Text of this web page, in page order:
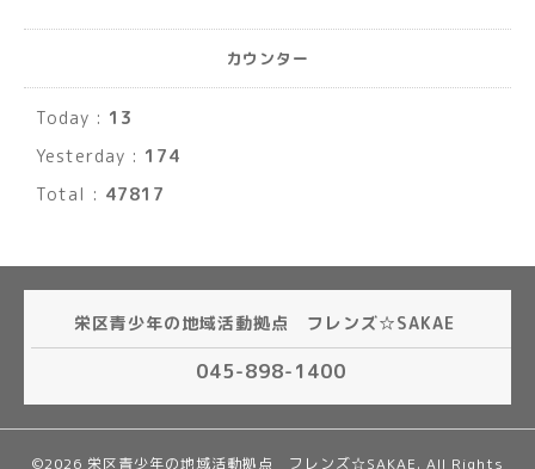
カウンター
Today : 13
Yesterday : 174
Total : 47817
栄区青少年の地域活動拠点 フレンズ☆SAKAE
045-898-1400
©2026 栄区青少年の地域活動拠点 フレンズ☆SAKAE. All Rights